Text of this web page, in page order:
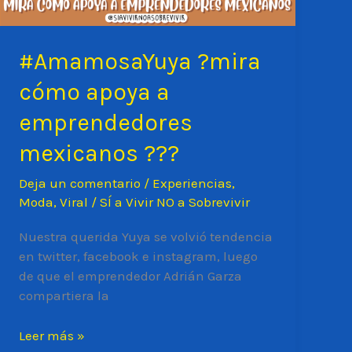
#AmamosaYuya ?mira
cómo apoya a
emprendedores
mexicanos ???
Deja un comentario / Experiencias,
Moda,Viral /SÍ a Vivir NO a Sobrevivir
Nuestra querida Yuya se volvió tendencia
en twitter, facebook e instagram, luego
de que el emprendedor Adrián Garza
compartiera la
#AmamosaYuya
Leer más »